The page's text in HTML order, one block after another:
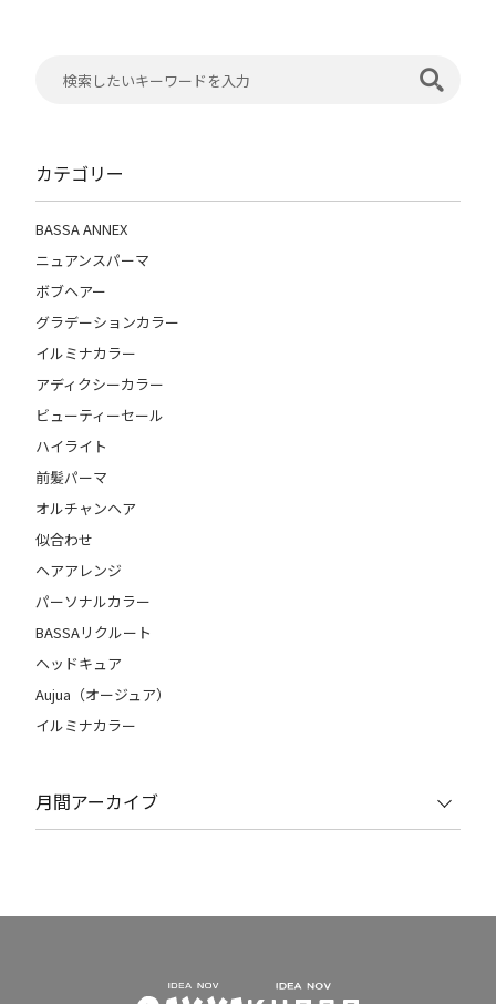
カテゴリー
BASSA ANNEX
ニュアンスパーマ
ボブヘアー
グラデーションカラー
イルミナカラー
アディクシーカラー
ビューティーセール
ハイライト
前髪パーマ
オルチャンヘア
似合わせ
ヘアアレンジ
パーソナルカラー
BASSAリクルート
ヘッドキュア
Aujua（オージュア）
イルミナカラー
月間アーカイブ